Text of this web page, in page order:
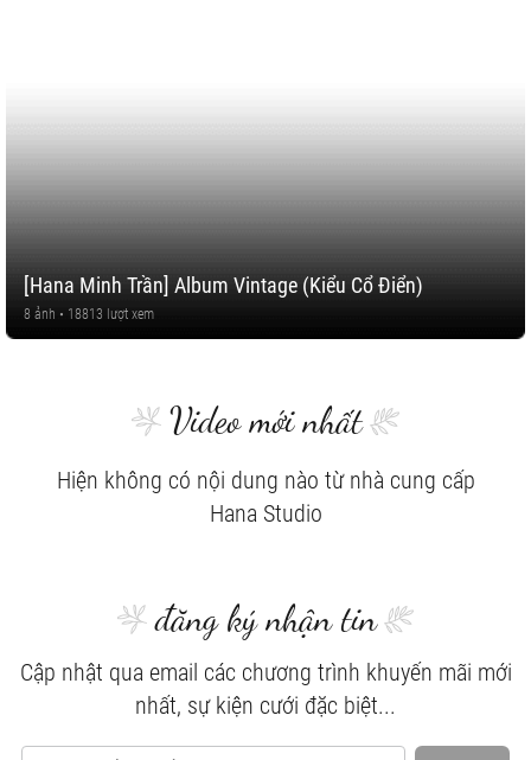
[Hana Minh Trần] Album Vintage (Kiểu Cổ Điển)
8 ảnh • 18813 lượt xem
Video mới nhất
Hiện không có nội dung nào từ nhà cung cấp
Hana Studio
đăng ký nhận tin
Cập nhật qua email các chương trình khuyến mãi mới
nhất, sự kiện cưới đặc biệt...